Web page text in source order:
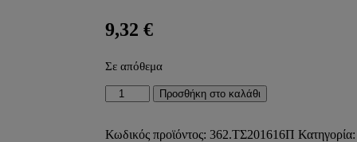
9,32 €
Σε απόθεμα
ΤΑΦ
ΣΥΣΤΟΛΙΚΟ
16x2-
Προσθήκη στο καλάθι
Κωδικός προϊόντος: 362.ΤΣ201616Π Κατηγορία: